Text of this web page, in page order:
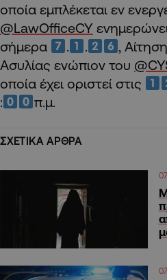
οποία εμπλέκεται εν
@LawOfficeCY
σήμερα
. .
,
Ασυλίας ενώπιον του
οποία έχει οριστεί στις
:
π.μ.
ΣΧΕΤΙΚΑ ΑΡΘΡΑ